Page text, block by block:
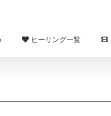
ヒーリング一覧